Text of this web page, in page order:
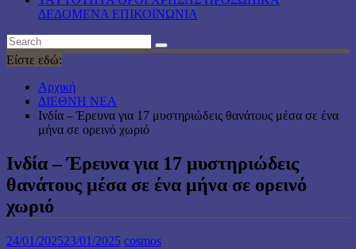
ΔΕΔΟΜΕΝΑ ΕΠΙΚΟΙΝΩΝΙΑ
Είστε εδώ:
Αρχική
ΔΙΕΘΝΗ ΝΕΑ
Ινδία – Έρευνα για 17 μυστηριώδεις θανάτους μέσα σε ένα
μήνα σε ορεινό χωριό
Ινδία – Έρευνα για 17 μυστηριώδεις
θανάτους μέσα σε ένα μήνα σε ορεινό
χωριό
24/01/202523/01/2025 cosmos